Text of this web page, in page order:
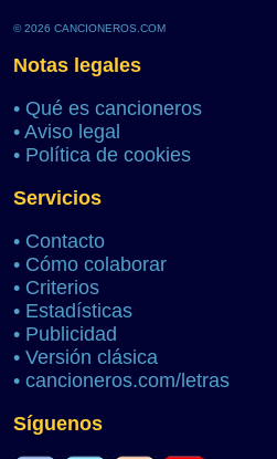
© 2026 CANCIONEROS.COM
Notas legales
• Qué es cancioneros
• Aviso legal
• Política de cookies
Servicios
• Contacto
• Cómo colaborar
• Criterios
• Estadísticas
• Publicidad
• Versión clásica
• cancioneros.com/letras
Síguenos